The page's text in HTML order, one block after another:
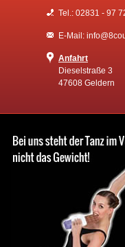
Tel.: 02831 - 97
E-Mail:
Anfahrt
Dieselstraße 3
47608 Geldern